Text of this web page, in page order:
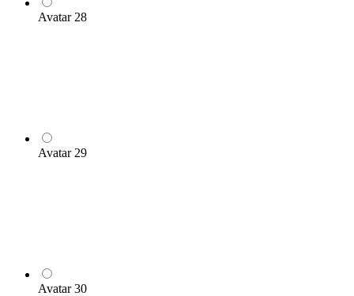
Avatar 28
Avatar 29
Avatar 30